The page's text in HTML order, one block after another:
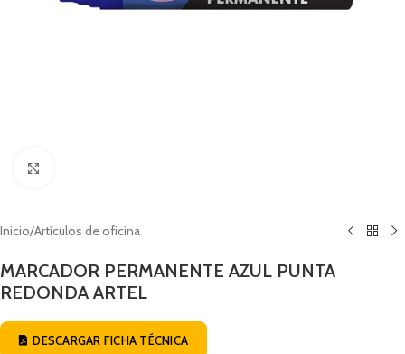
Inicio/Artículos de oficina
MARCADOR PERMANENTE AZUL PUNTA
REDONDA ARTEL
DESCARGAR FICHA TÉCNICA